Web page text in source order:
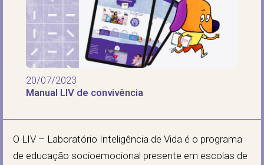
20/07/2023
Manual LIV de convivência
O LIV – Laboratório Inteligência de Vida é o programa
de educação socioemocional presente em escolas de